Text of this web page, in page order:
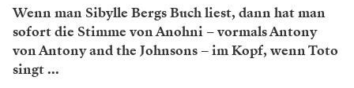
Wenn man Sibylle Bergs Buch liest, dann hat man
sofort die Stimme von Anohni – vormals Antony
von Antony and the Johnsons – im Kopf, wenn Toto
singt ...